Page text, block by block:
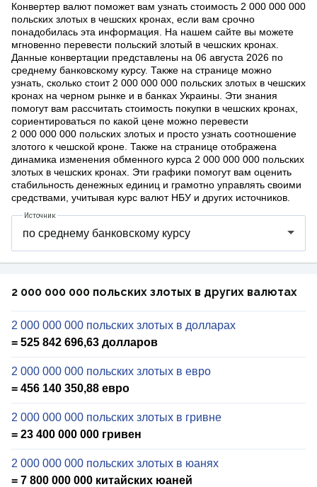
Конвертер валют поможет вам узнать стоимость 2 000 000 000
польских злотых в чешских кронах, если вам срочно
понадобилась эта информация. На нашем сайте вы можете
мгновенно перевести польский злотый в чешских кронах.
Данные конвертации представлены на 06 августа 2026 по
среднему банковскому курсу. Также на странице можно
узнать, сколько стоит 2 000 000 000 польских злотых в чешских
кронах на черном рынке и в банках Украины. Эти знания
помогут вам рассчитать стоимость покупки в чешских кронах,
сориентироваться по какой цене можно перевести
2 000 000 000 польских злотых и просто узнать соотношение
злотого к чешской кроне. Также на странице отображена
динамика изменения обменного курса 2 000 000 000 польских
злотых в чешских кронах. Эти графики помогут вам оценить
стабильность денежных единиц и грамотно управлять своими
средствами, учитывая курс валют НБУ и других источников.
Источник
2 000 000 000 польских злотых в других валютах
2 000 000 000 польских злотых в долларах
= 525 842 696,63 долларов
2 000 000 000 польских злотых в евро
= 456 140 350,88 евро
2 000 000 000 польских злотых в гривне
= 23 400 000 000 гривен
2 000 000 000 польских злотых в юанях
= 7 800 000 000 китайских юаней